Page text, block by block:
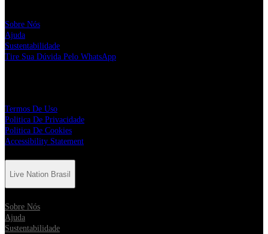
Sobre Nós
Ajuda
Sustentabilidade
Tire Sua Dúvida Pelo WhatsApp
Termos De Uso
Politica De Privacidade
Politica De Cookies
Accessibility Statement
Live Nation Brasil
Sobre Nós
Ajuda
Sustentabilidade